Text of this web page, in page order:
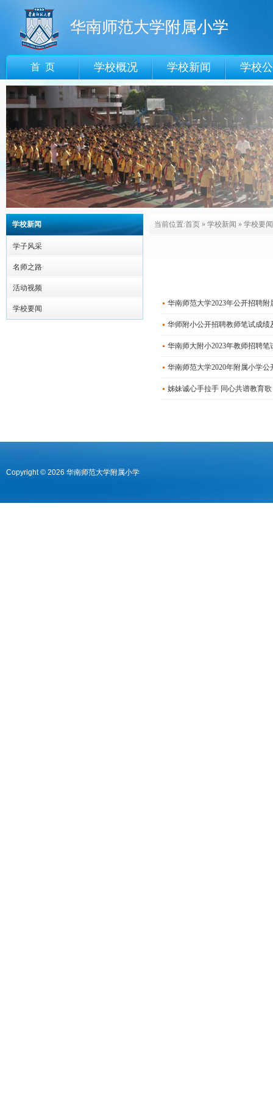
华南师范大学附属小学
首 页 学校概况 学校新闻 学校
学校新闻
学子风采
名师之路
活动视频
学校要闻
当前位置:首页 » 学校新闻 » 学校要闻
华南师范大学2023年公开招聘
华师附小公开招聘教师笔试成
华南师大附小2023年教师招聘
华南师范大学2020年附属小学公
姊妹诚心手拉手 同心共谱教育歌
Copyright © 2026 华南师范大学附属小学